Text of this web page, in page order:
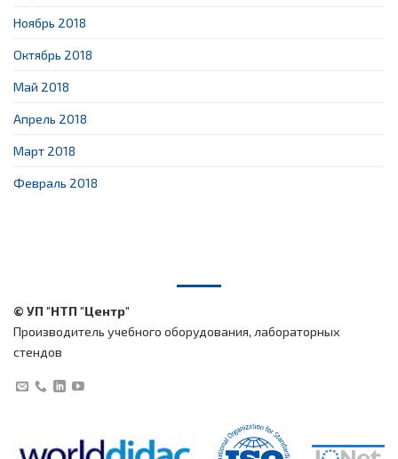
Ноябрь 2018
Октябрь 2018
Май 2018
Апрель 2018
Март 2018
Февраль 2018
© УП "НТП "Центр"
Производитель учебного оборудования, лабораторных
стендов